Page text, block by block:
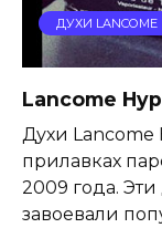
ДУХИ LANCOME
Lancome
Духи Lancome
прилавках
2009 года.
завоевали